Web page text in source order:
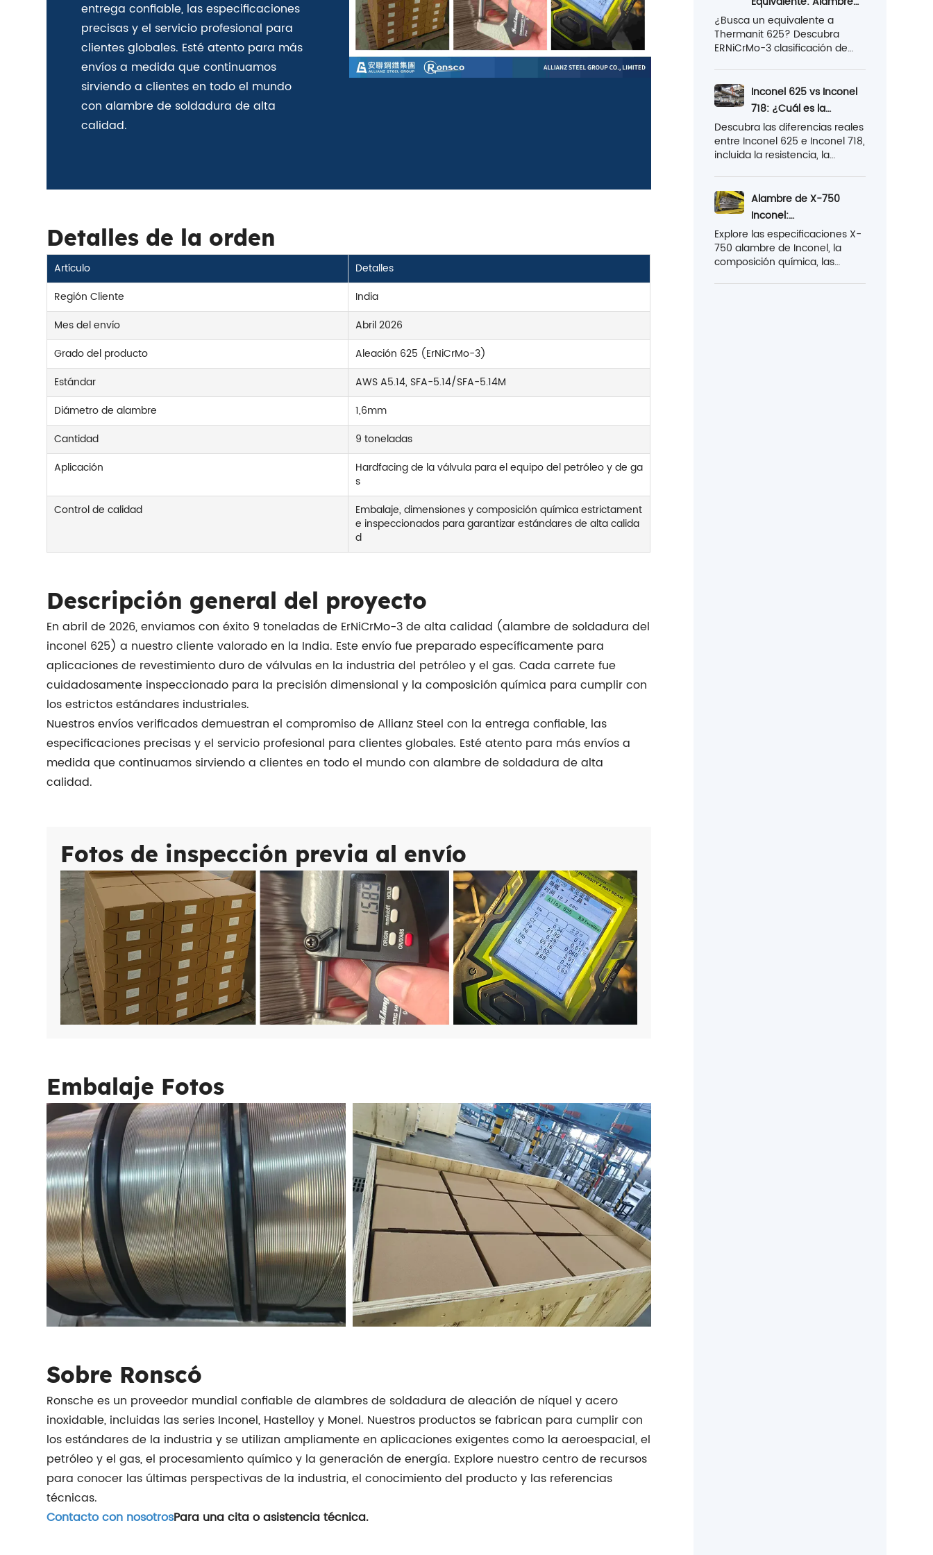
entrega confiable, las especificaciones
precisas y el servicio profesional para
clientes globales. Esté atento para más
envíos a medida que continuamos
sirviendo a clientes en todo el mundo
con alambre de soldadura de alta
calidad.
Detalles de la orden
Artículo
Detalles
Región Cliente
India
Mes del envío
Abril 2026
Grado del producto
Aleación 625 (ErNiCrMo-3)
Estándar
AWS A5.14, SFA-5.14/SFA-5.14M
Diámetro de alambre
1,6mm
Cantidad
9 toneladas
Aplicación
Hardfacing de la válvula para el equipo del petróleo y de ga
s
Control de calidad
Embalaje, dimensiones y composición química estrictament
e inspeccionados para garantizar estándares de alta calida
d
Descripción general del proyecto
En abril de 2026, enviamos con éxito 9 toneladas de ErNiCrMo-3 de alta calidad (alambre de soldadura del
inconel 625) a nuestro cliente valorado en la India. Este envío fue preparado específicamente para
aplicaciones de revestimiento duro de válvulas en la industria del petróleo y el gas. Cada carrete fue
cuidadosamente inspeccionado para la precisión dimensional y la composición química para cumplir con
los estrictos estándares industriales.
Nuestros envíos verificados demuestran el compromiso de Allianz Steel con la entrega confiable, las
especificaciones precisas y el servicio profesional para clientes globales. Esté atento para más envíos a
medida que continuamos sirviendo a clientes en todo el mundo con alambre de soldadura de alta
calidad.
Fotos de inspección previa al envío
Embalaje Fotos
Sobre Ronscó
Ronsche es un proveedor mundial confiable de alambres de soldadura de aleación de níquel y acero
inoxidable, incluidas las series Inconel, Hastelloy y Monel. Nuestros productos se fabrican para cumplir con
los estándares de la industria y se utilizan ampliamente en aplicaciones exigentes como la aeroespacial, el
petróleo y el gas, el procesamiento químico y la generación de energía. Explore nuestro centro de recursos
para conocer las últimas perspectivas de la industria, el conocimiento del producto y las referencias
técnicas.
Contacto con nosotrosPara una cita o asistencia técnica.
crecientes oportunidades de
exportación de aleaciones de
níquel de alto rendimiento en
aplicaciones energéticas e
industriales.
de soldadura de
ERNiCrMo-3 vs aleación
de níquel 625
¿Busca un equivalente a
Thermanit 625? Descubra
ERNiCrMo-3 clasificación de
propiedades, aplicaciones y
soluciones alternativas
Ronscopara soldadura TIG, MIG
y SAW.
Inconel 625 vs Inconel
718: ¿Cuál es la
verdadera diferencia?
Descubra las diferencias reales
entre Inconel 625 e Inconel 718,
incluida la resistencia, la
maquinabilidad, el costo y las
aplicaciones de soldadura.
níquel es la elección correcta
para su proyecto.
Alambre de X-750
Inconel:
especificaciones,
propiedades y
aplicaciones
Explore las especificaciones X-
750 alambre de Inconel, la
composición química, las